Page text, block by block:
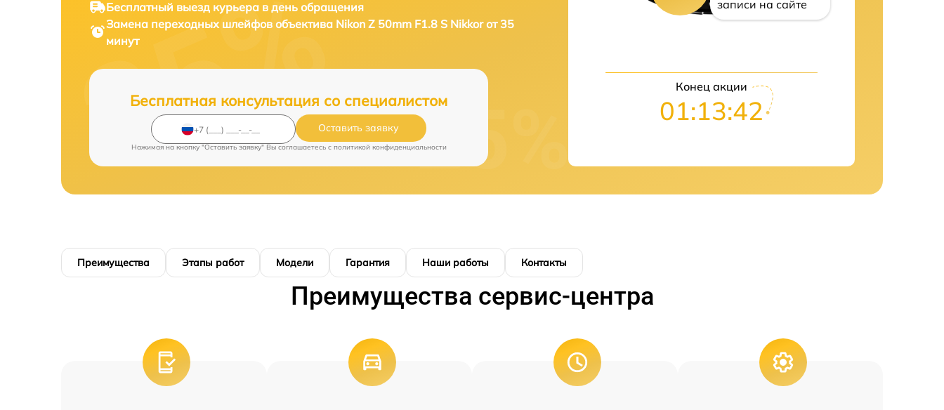
Бесплатный выезд курьера в день обращения
Замена переходных шлейфов объектива Nikon Z 50mm F1.8 S Nikkor от 35
минут
Бесплатная консультация со специалистом
Оставить заявку
Нажимая на кнопку "Оставить заявку" Вы соглашаетесь c политикой конфиденциальности
записи на сайте
Конец акции
01:13:41
Преимущества Этапы работ Модели Гарантия Наши работы Контакты
Преимущества сервис-центра